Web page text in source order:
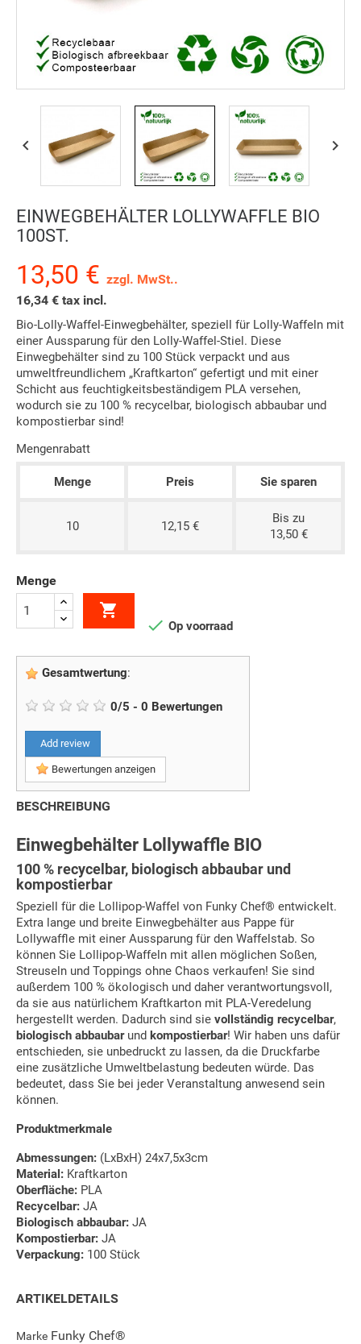
 
EINWEGBEHÄLTER LOLLYWAFFLE BIO
100ST.
13,50 € zzgl. MwSt..
16,34 € tax incl.
Bio-Lolly-Waffel-Einwegbehälter, speziell für Lolly-Waffeln mit
einer Aussparung für den Lolly-Waffel-Stiel. Diese
Einwegbehälter sind zu 100 Stück verpackt und aus
umweltfreundlichem „Kraftkarton“ gefertigt und mit einer
Schicht aus feuchtigkeitsbeständigem PLA versehen,
wodurch sie zu 100 % recycelbar, biologisch abbaubar und
kompostierbar sind!
Mengenrabatt
Menge Preis Sie sparen
10 12,15 €
Bis zu
13,50 €
Menge

 Op voorraad
Gesamtwertung:
0/5 - 0 Bewertungen
Add review
Bewertungen anzeigen
BESCHREIBUNG
Einwegbehälter Lollywaffle BIO
100 % recycelbar, biologisch abbaubar und
kompostierbar
Speziell für die Lollipop-Waffel von Funky Chef® entwickelt.
Extra lange und breite Einwegbehälter aus Pappe für
Lollywaffle mit einer Aussparung für den Waffelstab. So
können Sie Lollipop-Waffeln mit allen möglichen Soßen,
Streuseln und Toppings ohne Chaos verkaufen! Sie sind
außerdem 100 % ökologisch und daher verantwortungsvoll,
da sie aus natürlichem Kraftkarton mit PLA-Veredelung
hergestellt werden. Dadurch sind sie vollständig recycelbar,
biologisch abbaubarund kompostierbar! Wir haben uns dafür
entschieden, sie unbedruckt zu lassen, da die Druckfarbe
eine zusätzliche Umweltbelastung bedeuten würde. Das
bedeutet, dass Sie bei jeder Veranstaltung anwesend sein
können.
Produktmerkmale
Abmessungen: (LxBxH) 24x7,5x3cm
Material: Kraftkarton
Oberfläche: PLA
Recycelbar: JA
Biologisch abbaubar: JA
Kompostierbar: JA
Verpackung: 100 Stück
ARTIKELDETAILS
Marke Funky Chef®